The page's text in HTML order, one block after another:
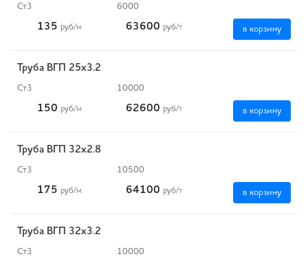
Ст3 6000
135 руб/м 63600 руб/т в корзину
Труба ВГП 25х3.2
Ст3 10000
150 руб/м 62600 руб/т в корзину
Труба ВГП 32х2.8
Ст3 10500
175 руб/м 64100 руб/т в корзину
Труба ВГП 32х3.2
Ст3 10000